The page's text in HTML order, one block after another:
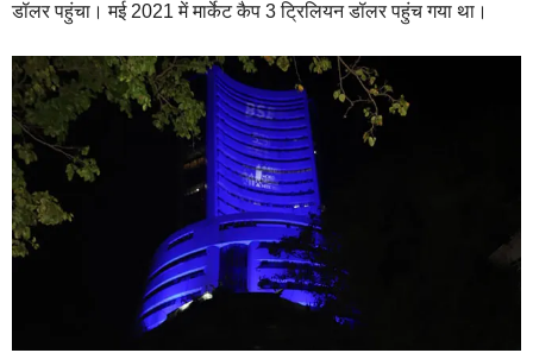
डॉलर पहुंचा। मई 2021 में मार्केट कैप 3 ट्रिलियन डॉलर पहुंच गया था।